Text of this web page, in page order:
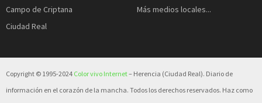
Campo de Criptana
Ciudad Real
Más medios locales...
Copyright © 1995-2024 Color vivo Internet– Herencia (Ciudad Real). Diario de
información en el corazón de la mancha. Todos los derechos reservados. Haz como